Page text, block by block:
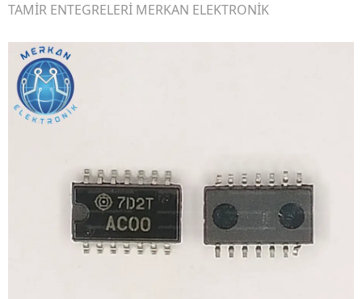
TAMİR ENTEGRELERİ MERKAN ELEKTRONİK